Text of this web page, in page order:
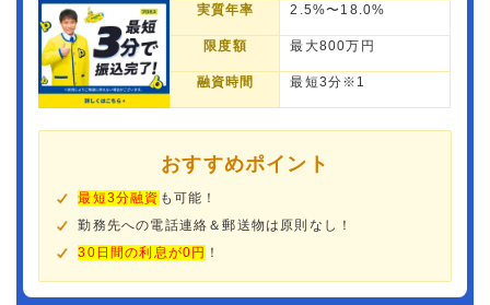
実質年率 2.5%〜18.0%
限度額 最大800万円
融資時間 最短3分※1
おすすめポイント
最短3分融資 も可能！
勤務先への電話連絡＆郵送物は原則なし！
30日間の利息が0円 ！